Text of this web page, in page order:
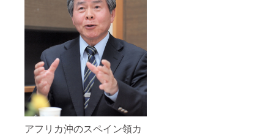
アフリカ沖のスペイン領カ